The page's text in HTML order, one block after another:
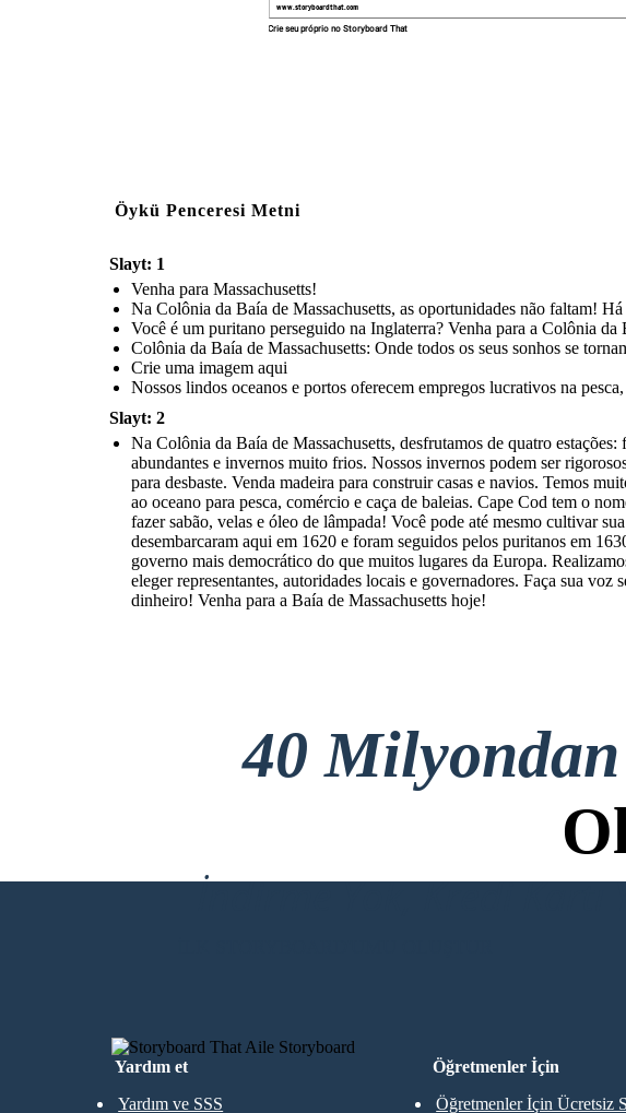
Crie seu próprio no Storyboard That
www.storyboardthat.com
Öykü Penceresi Metni
Slayt: 1
Venha para Massachusetts!
Na Colônia da Baía de Massachusetts, as oportunidades não faltam!
Você é um puritano perseguido na Inglaterra? Venha para a Colônia
Colônia da Baía de Massachusetts: Onde todos os seus sonhos se
Crie uma imagem aqui
Nossos lindos oceanos e portos oferecem empregos lucrativos na
Slayt: 2
Na Colônia da Baía de Massachusetts, desfrutamos de quatro
abundantes e invernos muito frios. Nossos invernos podem ser
para desbaste. Venda madeira para construir casas e navios. Temos
ao oceano para pesca, comércio e caça de baleias. Cape Cod tem o
fazer sabão, velas e óleo de lâmpada! Você pode até mesmo cultivar
desembarcaram aqui em 1620 e foram seguidos pelos puritanos em
governo mais democrático do que muitos lugares da Europa.
eleger representantes, autoridades locais e governadores. Faça sua
dinheiro! Venha para a Baía de Massachusetts hoje!
40 Milyondan
İndirme Yok, Kredi Kartı
Yardım et
Yardım ve SSS
Öğretmenler İçin
Öğretmenler İçin Ücretsiz